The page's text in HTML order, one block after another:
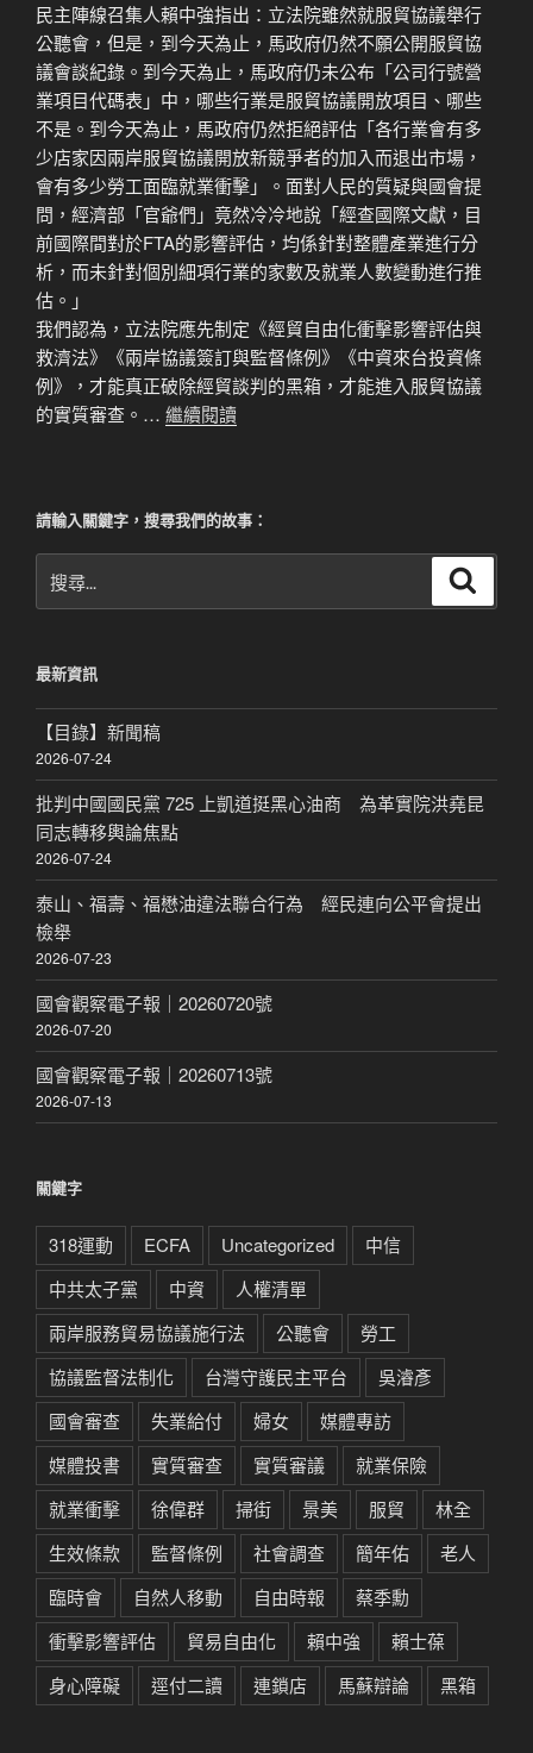
民主陣線召集人賴中強指出：立法院雖然就服貿協議舉行
公聽會，但是，到今天為止，馬政府仍然不願公開服貿協
議會談紀錄。到今天為止，馬政府仍未公布「公司行號營
業項目代碼表」中，哪些行業是服貿協議開放項目、哪些
不是。到今天為止，馬政府仍然拒絕評估「各行業會有多
少店家因兩岸服貿協議開放新競爭者的加入而退出市場，
會有多少勞工面臨就業衝擊」。面對人民的質疑與國會提
問，經濟部「官爺們」竟然冷冷地說「經查國際文獻，目
前國際間對於FTA的影響評估，均係針對整體產業進行分
析，而未針對個別細項行業的家數及就業人數變動進行推
估。」
我們認為，立法院應先制定《經貿自由化衝擊影響評估與
救濟法》《兩岸協議簽訂與監督條例》《中資來台投資條
例》，才能真正破除經貿談判的黑箱，才能進入服貿協議
的實質審查。… 繼續閱讀
請輸入關鍵字，搜尋我們的故事：
尋
字:
最新資訊
【目錄】新聞稿
2026-07-24
批判中國國民黨 725 上凱道挺黑心油商 為革實院洪堯昆
同志轉移輿論焦點
2026-07-24
泰山、福壽、福懋油違法聯合行為 經民連向公平會提出
檢舉
2026-07-23
國會觀察電子報｜20260720號
2026-07-20
國會觀察電子報｜20260713號
2026-07-13
關鍵字
318運動 ECFA Uncategorized
中信
中共太子黨
中資
人權清單
兩岸服務貿易協議施行法
公聽會
勞工
協議監督法制化
台灣守護民主平台
吳濬彥
國會審查
失業給付 婦女
媒體專訪
媒體投書
實質審查 實質審議
就業保險
就業衝擊
徐偉群 掃街 景美 服貿
林全
生效條款
監督條例 社會調查 簡年佑
老人
臨時會
自然人移動 自由時報
蔡季勳
衝擊影響評估
貿易自由化 賴中強
賴士葆
身心障礙
逕付二讀 連鎖店 馬蘇辯論 黑箱